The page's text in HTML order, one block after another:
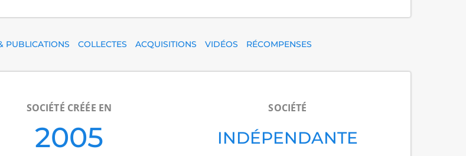
PUBLICATIONS COLLECTES ACQUISITIONS VIDÉOS RÉCOMPENSES
SOCIÉTÉ CRÉÉE EN
2005
SOCIÉTÉ
INDÉPENDANTE